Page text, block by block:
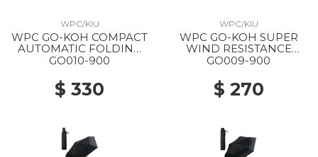
WPC/KIU
WPC GO-KOH COMPACT
AUTOMATIC FOLDING
PARASOL 900 BLACK
GO010-900
$ 330
WPC/KIU
WPC GO-KOH SUPER
WIND RESISTANCE
FOLDING PARASOL 900
GO009-900
$ 270